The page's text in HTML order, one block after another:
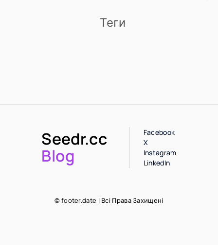
Теги
Seedr.cc
Blog
Facebook
X
Instagram
LinkedIn
© footer.date | Всі Права Захищені